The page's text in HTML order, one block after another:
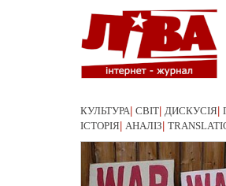
КУЛЬТУРА СВІТ ДИСКУСІЯ
ІСТОРІЯ АНАЛІЗ